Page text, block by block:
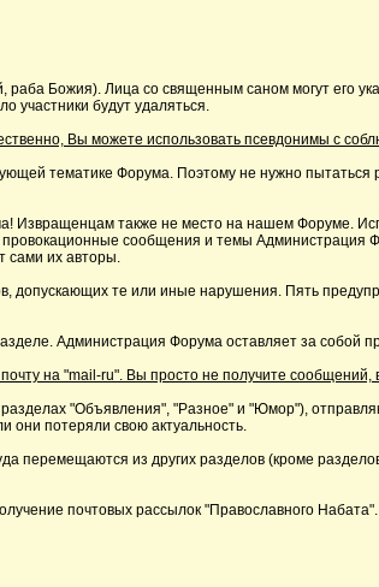
Божия). Лица со священным саном могут его
участники будут удаляться.
Вы можете использовать псевдонимы с
тематике Форума. Поэтому не нужно
Извращенцам также не место на нашем Форуме.
сообщения и темы Администрация
сами их авторы.
допускающих те или иные нарушения. Пять
Администрация Форума оставляет за собой
на "mail-ru". Вы просто не получите сообщений,
"Объявления", "Разное" и "Юмор"),
они потеряли свою актуальность.
из других разделов (кроме
почтовых рассылок "Православного Набата".